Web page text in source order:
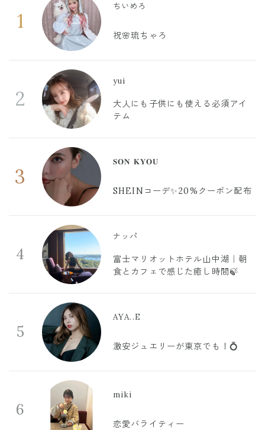
1
ちいめろ
祝🌸琉ちゃろ
2
yui
大人にも子供にも使える必須アイ
テム
3
𝐒𝐎𝐍 𝐊𝐘𝐎𝐔
SHEINコーデ✨20%クーポン配布
4
ナッパ
富士マリオットホテル山中湖｜朝
食とカフェで感じた癒し時間🍃
5
AYA..E
激安ジュエリーが東京でも！💍
6
miki
恋愛バライティー